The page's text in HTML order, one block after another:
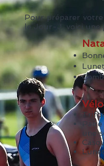
Pour préparer
le Jour-J, voici une
Vélo
une